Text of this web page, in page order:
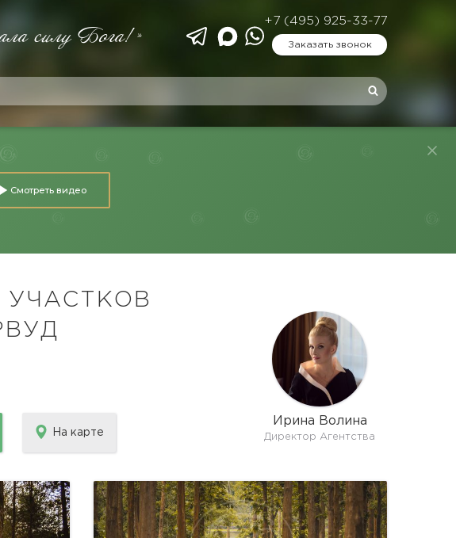
силу Бога!»
+7 (495) 925-33-77
Заказать звонок
Смотреть видео
На карте
Ирина Волина
Директор Агентства